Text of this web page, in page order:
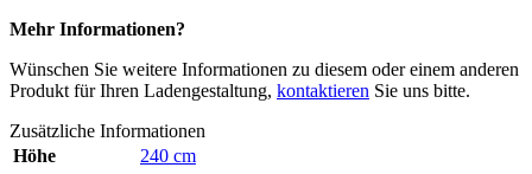
Mehr Informationen?
Wünschen Sie weitere Informationen zu diesem oder einem anderen
Produkt für Ihren Ladengestaltung, kontaktieren Sie uns bitte.
Zusätzliche Informationen
Höhe
240 cm